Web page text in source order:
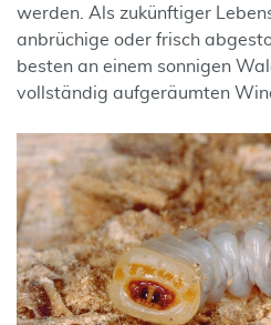
werden. Als zukünftiger
anbrüchige oder frisch
besten an einem sonnigen
vollständig aufgeräumten